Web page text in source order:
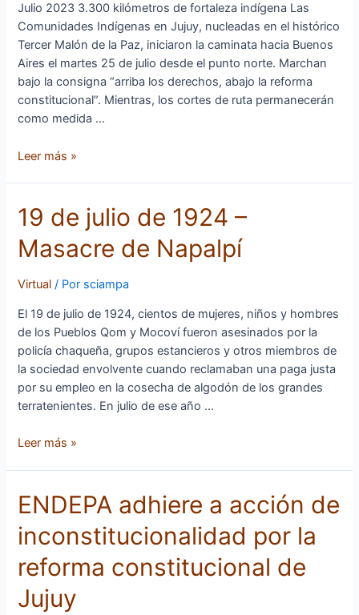
Julio 2023 3.300 kilómetros de fortaleza indígena Las
Comunidades Indígenas en Jujuy, nucleadas en el histórico
Tercer Malón de la Paz, iniciaron la caminata hacia Buenos
Aires el martes 25 de julio desde el punto norte. Marchan
bajo la consigna “arriba los derechos, abajo la reforma
constitucional”. Mientras, los cortes de ruta permanecerán
como medida …
la
Paz,
¡En
marcha!
Leer más »
19 de julio de 1924 –
Masacre de Napalpí
Virtual / Por sciampa
El 19 de julio de 1924, cientos de mujeres, niños y hombres
de los Pueblos Qom y Mocoví fueron asesinados por la
policía chaqueña, grupos estancieros y otros miembros de
la sociedad envolvente cuando reclamaban una paga justa
por su empleo en la cosecha de algodón de los grandes
terratenientes. En julio de ese año …
19
de
julio
1924
Masacre
de
Napalpí
Leer más »
ENDEPA adhiere a acción de
inconstitucionalidad por la
reforma constitucional de
Jujuy
ENDEPA
adhiere
a
de
inconstitucionalidad
por